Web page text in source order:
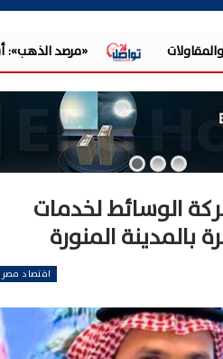
الذهب ترتفع 8% بالأسواق العالمية خلال الأسبوع.. والأوقية عند 4342 دولارًا
الوسائط لخدمات
اقتصاد مصر